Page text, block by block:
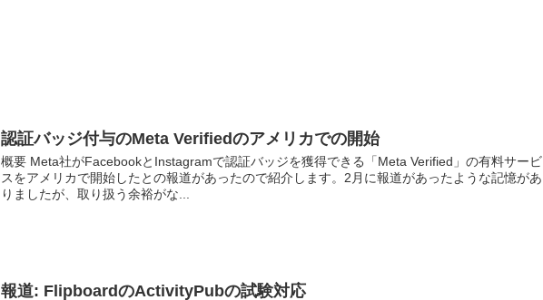
認証バッジ付与のMeta Verifiedのアメリカでの開始
概要 Meta社がFacebookとInstagramで認証バッジを獲得できる「Meta Verified」の有料サービ
スをアメリカで開始したとの報道があったので紹介します。2月に報道があったような記憶があ
りましたが、取り扱う余裕がな...
報道: FlipboardのActivityPubの試験対応